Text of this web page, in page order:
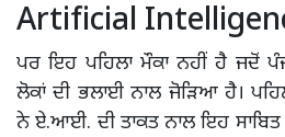
Artificial
ਪਰ ਇਹ ਪਹਿਲਾ ਮੌਕਾ ਨਹੀਂ ਹੈ ਜਦੋਂ
ਲੋਕਾਂ ਦੀ ਭਲਾਈ ਨਾਲ ਜੋੜਿਆ ਹੈ।
ਨੇ ਏ.ਆਈ. ਦੀ ਤਾਕਤ ਨਾਲ ਇਹ ਸਾਬਿਤ